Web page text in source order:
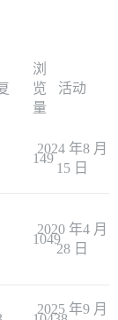
浏
览
量
活动
149
2024 年8 月
15 日
1049
2020 年4 月
28 日
2025 年9 月